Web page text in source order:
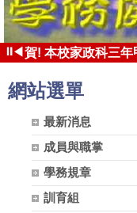
⏸◀賀! 本校家政科三
賀! 本校家政科三
網站選單
最新消息
成員與職掌
學務規章
訓育組